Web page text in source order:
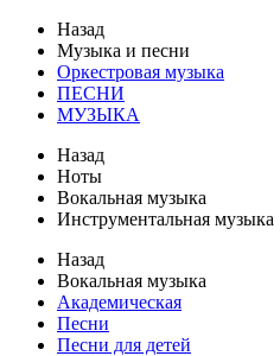
Назад
Музыка и песни
Оркестровая музыка
ПЕСНИ
МУЗЫКА
Назад
Ноты
Вокальная музыка
Инструментальная музыка
Назад
Вокальная музыка
Академическая
Песни
Песни для детей